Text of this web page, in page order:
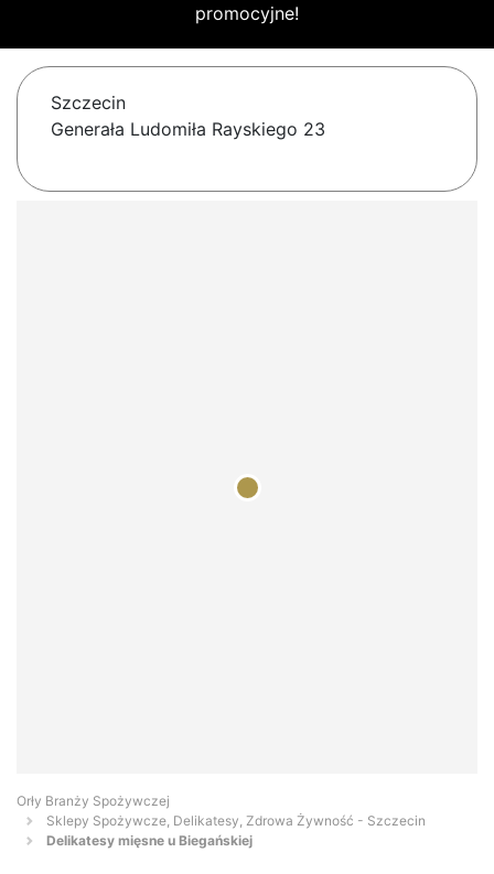
promocyjne!
Szczecin
Generała Ludomiła Rayskiego 23
Orły Branży Spożywczej
Sklepy Spożywcze, Delikatesy, Zdrowa Żywność - Szczecin
Delikatesy mięsne u Biegańskiej